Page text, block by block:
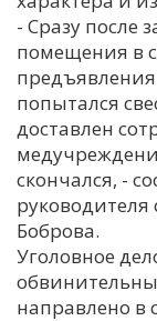
М
Н
- Сразу после
помещения в
попытался
доставлен
скончался, -
руководителя
Боброва.
Уголовное
направлено в